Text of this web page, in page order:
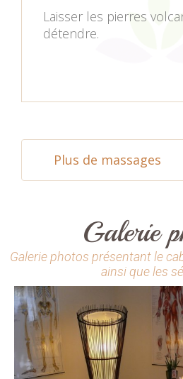
Laisser les pierres
détendre.
Plus de massages
Galerie
Galerie photos présentant le
ainsi que les